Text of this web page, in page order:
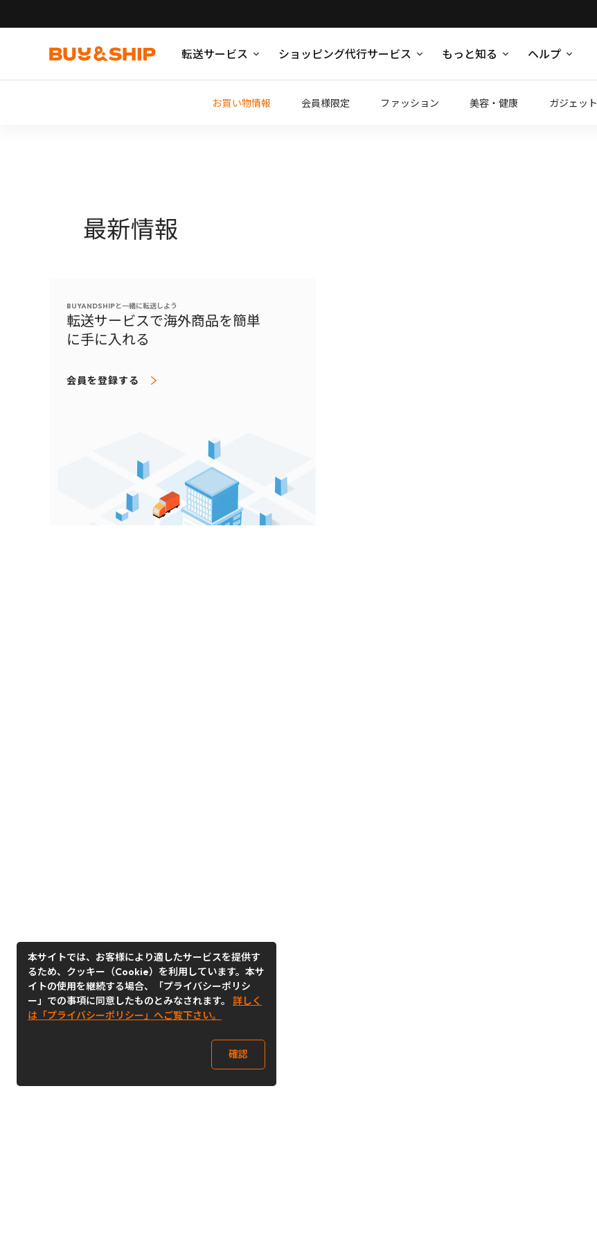
転送サービス ショッピング代行サービス もっと知る ヘルプ
お買い物情報 会員様限定 ファッション 美容・健康 ガジェット
最新情報
BUYANDSHIPと一緒に転送しよう
転送​サービスで海外商品を簡単
に手に入れる
会員を登録する
本サイトでは、お客様により適したサービスを提供す
るため、クッキー（Cookie）を利用しています。本サ
イトの使用を継続する場合、「プライバシーポリシ
ー」での事項に同意したものとみなされます。 詳しく
は「プライバシーポリシー」へご覧下さい。
確認